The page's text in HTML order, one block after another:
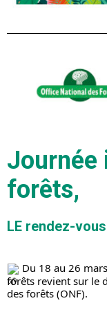
Journée
forêts,
LE rendez-
Du 18 au 26
forêts revient sur le
des forêts (ONF).